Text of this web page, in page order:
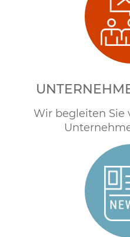
Wir begleiten Sie